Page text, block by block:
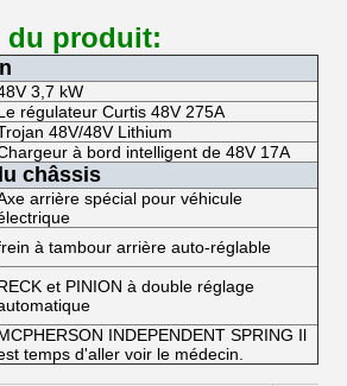
du produit:
3,7 kW
régulateur Curtis 48V 275A
48V/48V Lithium
à bord intelligent de 48V 17A
châssis
arrière spécial pour véhicule
à tambour arrière auto-réglable
et PINION à double réglage
INDEPENDENT SPRING Il
temps d'aller voir le médecin.